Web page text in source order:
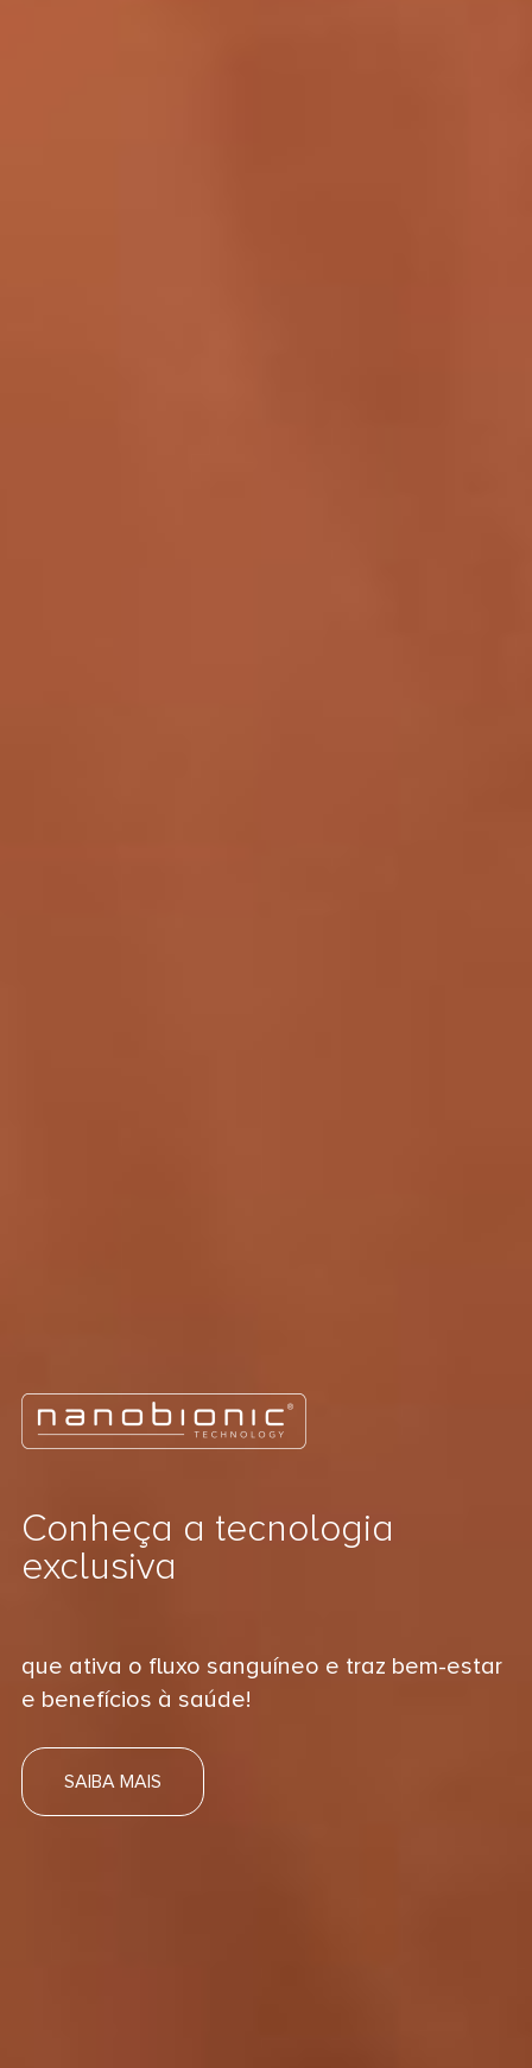
Conheça a tecnologia
exclusiva
que ativa o fluxo sanguíneo e traz bem-estar
e benefícios à saúde!
SAIBA MAIS